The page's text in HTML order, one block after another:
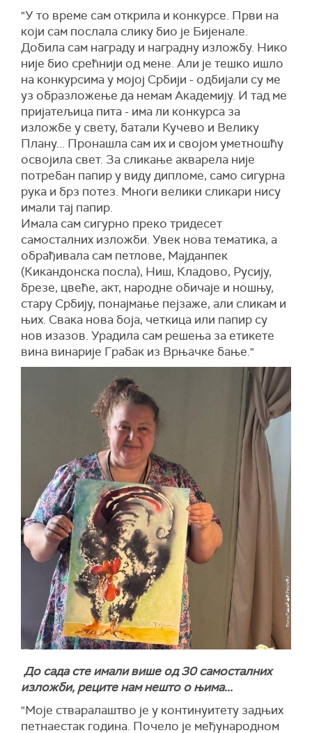
"У то време сам открила и конкурсе. Први на
који сам послала слику био је Бијенале.
Добила сам награду и наградну изложбу. Нико
није био срећнији од мене. Али је тешко ишло
на конкурсима у мојој Србији - одбијали су ме
уз образложење да немам Академију. И тад ме
пријатељица пита - има ли конкурса за
изложбе у свету, батали Кучево и Велику
Плану... Пронашла сам их и својом уметношћу
освојила свет. За сликање акварела није
потребан папир у виду дипломе, само сигурна
рука и брз потез. Многи велики сликари нису
имали тај папир.
Имала сам сигурно преко тридесет
самосталних изложби. Увек нова тематика, а
обрађивала сам петлове, Мајданпек
(Кикандонска посла), Ниш, Кладово, Русију,
брезе, цвеће, акт, народне обичаје и ношњу,
стару Србију, понајмање пејзаже, али сликам и
њих. Свака нова боја, четкица или папир су
нов изазов. Урадила сам решења за етикете
вина винарије Грабак из Врњачке бање."
До сада сте имали више од 30 самосталних
изложби, реците нам нешто о њима...
"Моје стваралаштво је у континуитету задњих
петнаестак година. Почело је међународном